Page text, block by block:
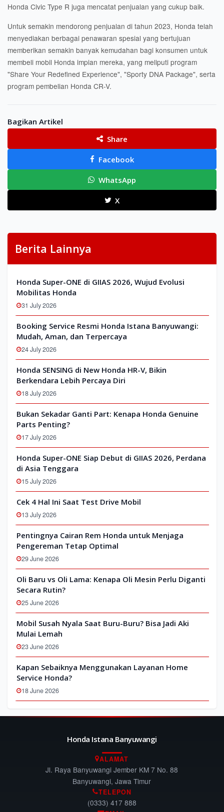
Honda Civic Type R juga mencatat penjualan yang cukup baik.
Untuk semakin mendorong penjualan di tahun 2023, Honda telah
menyediakan berbagai penawaran spesial yang bertujuan
memberikan semakin banyak kemudahan bagi konsumen untuk
membeli mobil Honda impian mereka, yang meliputi program
"Share Your Redefined Experience", "Sporty DNA Package", serta
program pembelian Honda CR-V.
Bagikan Artikel
Share
Facebook
WhatsApp
X
Berita Lainnya
Honda Super-ONE di GIIAS 2026, Wujud Evolusi
Mobilitas Honda
31 July 2026
Booking Service Resmi Honda Istana Banyuwangi:
Mudah, Aman, dan Terpercaya
24 July 2026
Honda SENSING di New Honda HR-V, Bikin
Berkendara Lebih Percaya Diri
18 July 2026
Bukan Sekadar Ganti Part: Kenapa Honda Genuine
Parts Penting?
17 July 2026
Honda Super-ONE Siap Debut di GIIAS 2026, Perdana
di Asia Tenggara
15 July 2026
Cek 4 Hal Ini Saat Test Drive Mobil
13 July 2026
Pentingnya Cairan Rem Honda untuk Menjaga
Pengereman Tetap Optimal
29 June 2026
Oli Baru vs Oli Lama: Kenapa Oli Mesin Perlu Diganti
Secara Rutin?
25 June 2026
Mobil Susah Nyala Saat Buru-Buru? Bisa Jadi Aki
Mulai Lemah
23 June 2026
Kapan Sebaiknya Menggunakan Layanan Home
Service Honda?
18 June 2026
Honda Istana Banyuwangi
ALAMAT
Jl. Raya Banyuwangi Jember KM 7 No. 88
Banyuwangi, Jawa Timur
TELEPON
(0333) 417 888